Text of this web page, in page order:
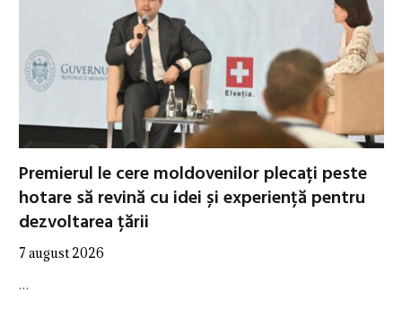
Premierul le cere moldovenilor plecați peste
hotare să revină cu idei și experiență pentru
dezvoltarea țării
7 august 2026
…